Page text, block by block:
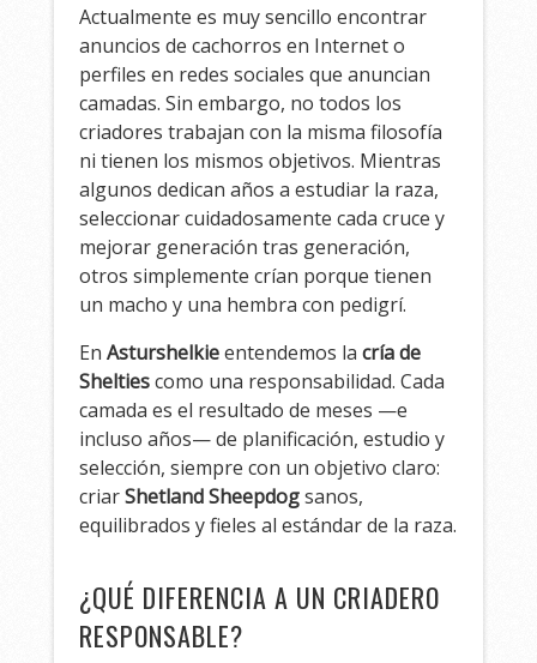
Actualmente es muy sencillo encontrar
anuncios de cachorros en Internet o
perfiles en redes sociales que anuncian
camadas. Sin embargo, no todos los
criadores trabajan con la misma filosofía
ni tienen los mismos objetivos. Mientras
algunos dedican años a estudiar la raza,
seleccionar cuidadosamente cada cruce y
mejorar generación tras generación,
otros simplemente crían porque tienen
un macho y una hembra con pedigrí.
EnAsturshelkieentendemos lacría de
Sheltiescomo una responsabilidad. Cada
camada es el resultado de meses —e
incluso años— de planificación, estudio y
selección, siempre con un objetivo claro:
criarShetland Sheepdogsanos,
equilibrados y fieles al estándar de la raza.
¿QUÉ DIFERENCIA A UN CRIADERO
RESPONSABLE?